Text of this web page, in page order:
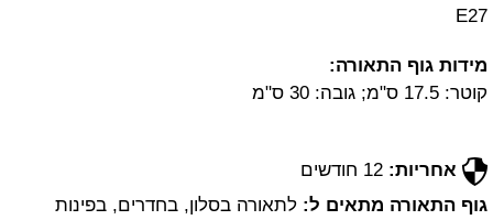
E27
מידות גוף התאורה:
קוטר: 17.5 ס"מ; גובה: 30 ס"מ
אחריות:
גוף התאורה מתאים ל: לתאורה בסלון, בחדרים, בפינות